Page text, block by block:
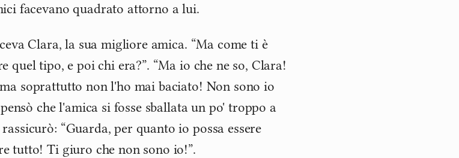
facevano quadrato attorno a lui.
Clara, la sua migliore amica. “Ma come ti è
quel tipo, e poi chi era?”. “Ma io che ne so, Clara!
soprattutto non l'ho mai baciato! Non sono io
che l'amica si fosse sballata un po' troppo a
“Guarda, per quanto io possa essere
tutto! Ti giuro che non sono io!”.